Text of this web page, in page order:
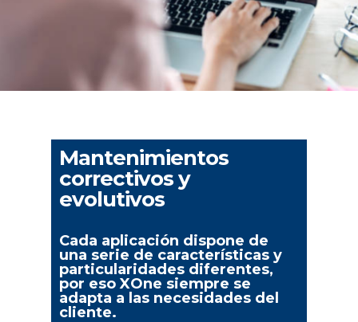
Mantenimientos
correctivos y
evolutivos
Cada aplicación dispone de
una serie de características y
particularidades diferentes,
por eso XOne siempre se
adapta a las necesidades del
cliente.